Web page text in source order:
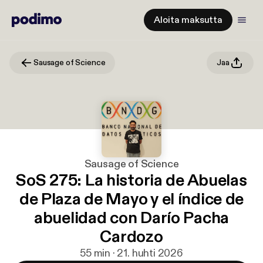
Aloita maksutta
Sausage of Science Jaa
Sausage of Science
SoS 275: La historia de Abuelas
de Plaza de Mayo y el índice de
abuelidad con Darío Pacha
Cardozo
55 min · 21. huhti 2026